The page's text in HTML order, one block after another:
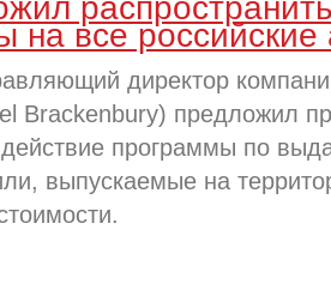
на все
директор
Brackenbury) предложил
программы по
выпускаемые на